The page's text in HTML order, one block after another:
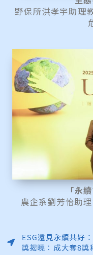
野保所洪孝宇助理
「永
農企系劉芳怡助
ESG遠見永續共好
獎揭曉：成大奪8獎